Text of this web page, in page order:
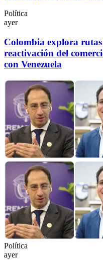
Política
ayer
Colombia explora
reactivación del
con Venezuela
Política
ayer